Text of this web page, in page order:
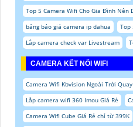
Top 5 Camera Wifi Cho Gia Đình Nên
bảng báo giá camera ip dahua
Top
Lắp camera check var Livestream
CAMERA KẾT NỐI WIFI
Camera Wifi Kbvision Ngoài Trời
Lắp camera wifi 360 Imou Giá Rẻ
Camera Wifi Cube Giá Rẻ chỉ từ 399K